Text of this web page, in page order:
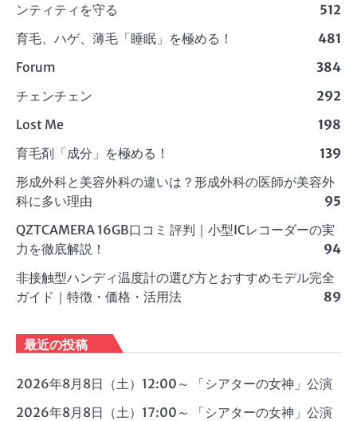
ンティティを守る
512
育毛、ハゲ、薄毛「睡眠」を極める！
481
Forum
384
チェンチェン
292
Lost Me
198
育毛剤「成分」を極める！
139
形成外科と美容外科の違いは？形成外科の医師が美容外
科に多い理由
95
QZTCAMERA 16GB口コミ 評判｜小型ICレコーダーの実
力を徹底解説！
94
非接触型ハンディ温度計の選び方とおすすめモデル完全
ガイド｜特徴・価格・活用法
89
最近の投稿
2026年8月8日（土）12:00～ 「シアターの女神」公演
2026年8月8日（土）17:00～ 「シアターの女神」公演